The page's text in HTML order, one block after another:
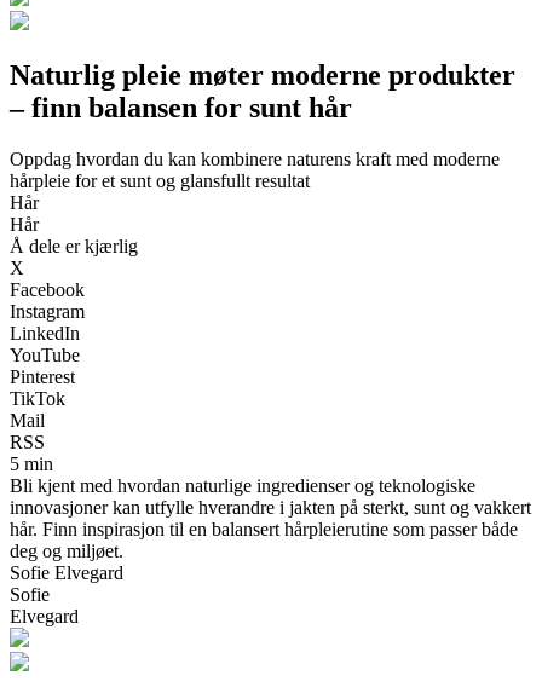
Naturlig pleie møter moderne produkter
– finn balansen for sunt hår
Oppdag hvordan du kan kombinere naturens kraft med moderne
hårpleie for et sunt og glansfullt resultat
Hår
Hår
Å dele er kjærlig
X
Facebook
Instagram
LinkedIn
YouTube
Pinterest
TikTok
Mail
RSS
5 min
Bli kjent med hvordan naturlige ingredienser og teknologiske
innovasjoner kan utfylle hverandre i jakten på sterkt, sunt og vakkert
hår. Finn inspirasjon til en balansert hårpleierutine som passer både
deg og miljøet.
Sofie Elvegard
Sofie
Elvegard